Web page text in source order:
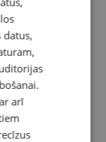
datus,
arī